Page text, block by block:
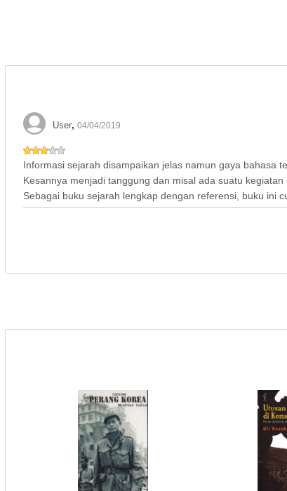
User, 04/04/2019
Informasi sejarah disampaikan jelas namun gaya bahasa
Kesannya menjadi tanggung dan misal ada suatu
Sebagai buku sejarah lengkap dengan referensi, buku ini